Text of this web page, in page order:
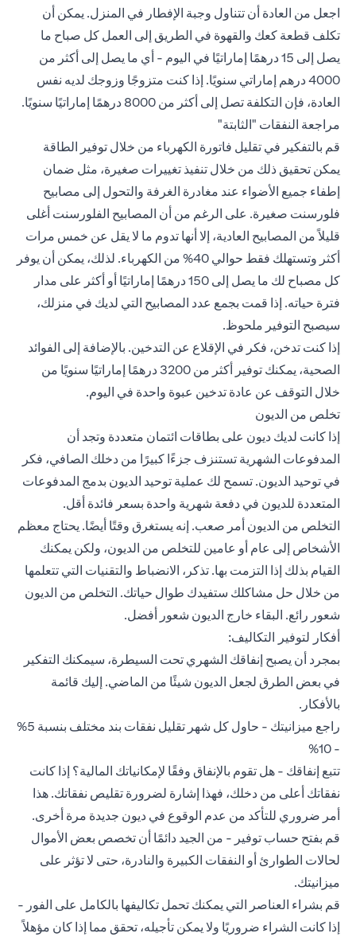
اجعل من العادة أن تتناول وجبة الإفطار في المنزل. يمكن أن
تكلف قطعة كعك والقهوة في الطريق إلى العمل كل صباح ما
يصل إلى 15 درهمًا إماراتيًا في اليوم - أي ما يصل إلى أكثر من
4000 درهم إماراتي سنويًا. إذا كنت متزوجًا وزوجك لديه نفس
العادة، فإن التكلفة تصل إلى أكثر من 8000 درهمًا إماراتيًا سنويًا.
مراجعة النفقات "الثابتة"
قم بالتفكير في تقليل فاتورة الكهرباء من خلال توفير الطاقة
يمكن تحقيق ذلك من خلال تنفيذ تغييرات صغيرة، مثل ضمان
إطفاء جميع الأضواء عند مغادرة الغرفة والتحول إلى مصابيح
فلورسنت صغيرة. على الرغم من أن المصابيح الفلورسنت أغلى
قليلاً من المصابيح العادية، إلا أنها تدوم ما لا يقل عن خمس مرات
أكثر وتستهلك فقط حوالي 40% من الكهرباء. لذلك، يمكن أن يوفر
كل مصباح لك ما يصل إلى 150 درهمًا إماراتيًا أو أكثر على مدار
فترة حياته. إذا قمت بجمع عدد المصابيح التي لديك في منزلك،
سيصبح التوفير ملحوظ.
إذا كنت تدخن، فكر في الإقلاع عن التدخين. بالإضافة إلى الفوائد
الصحية، يمكنك توفير أكثر من 3200 درهمًا إماراتيًا سنويًا من
خلال التوقف عن عادة تدخين عبوة واحدة في اليوم.
تخلص من الديون
إذا كانت لديك ديون على بطاقات ائتمان متعددة وتجد أن
المدفوعات الشهرية تستنزف جزءًا كبيرًا من دخلك الصافي، فكر
في توحيد الديون. تسمح لك عملية توحيد الديون بدمج المدفوعات
المتعددة للديون في دفعة شهرية واحدة بسعر فائدة أقل.
التخلص من الديون أمر صعب. إنه يستغرق وقتًا أيضًا. يحتاج معظم
الأشخاص إلى عام أو عامين للتخلص من الديون، ولكن يمكنك
القيام بذلك إذا التزمت بها. تذكر، الانضباط والتقنيات التي تتعلمها
من خلال حل مشاكلك ستفيدك طوال حياتك. التخلص من الديون
شعور رائع. البقاء خارج الديون شعور أفضل.
أفكار لتوفير التكاليف:
بمجرد أن يصبح إنفاقك الشهري تحت السيطرة، سيمكنك التفكير
في بعض الطرق لجعل الديون شيئًا من الماضي. إليك قائمة
بالأفكار.
راجع ميزانيتك - حاول كل شهر تقليل نفقات بند مختلف بنسبة 5%
- 10%
تتبع إنفاقك - هل تقوم بالإنفاق وفقًا لإمكانياتك المالية؟ إذا كانت
نفقاتك أعلى من دخلك، فهذا إشارة لضرورة تقليص نفقاتك. هذا
أمر ضروري للتأكد من عدم الوقوع في ديون جديدة مرة أخرى.
قم بفتح حساب توفير - من الجيد دائمًا أن تخصص بعض الأموال
لحالات الطوارئ أو النفقات الكبيرة والنادرة، حتى لا تؤثر على
ميزانيتك.
قم بشراء العناصر التي يمكنك تحمل تكاليفها بالكامل على الفور -
إذا كانت الشراء ضروريًا ولا يمكن تأجيله، تحقق مما إذا كان مؤهلاً